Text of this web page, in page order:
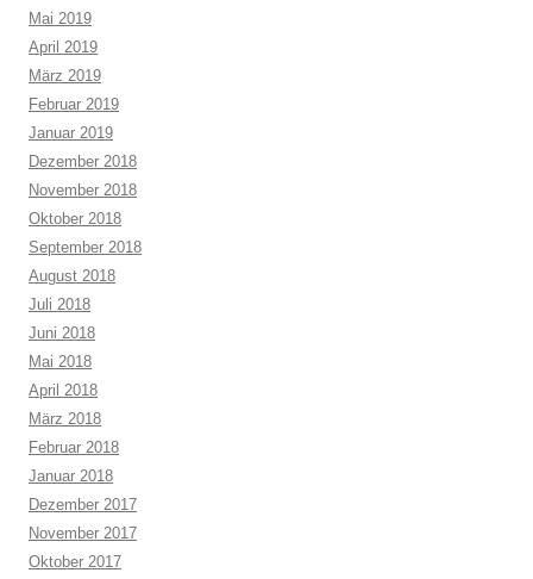
Mai 2019
April 2019
März 2019
Februar 2019
Januar 2019
Dezember 2018
November 2018
Oktober 2018
September 2018
August 2018
Juli 2018
Juni 2018
Mai 2018
April 2018
März 2018
Februar 2018
Januar 2018
Dezember 2017
November 2017
Oktober 2017